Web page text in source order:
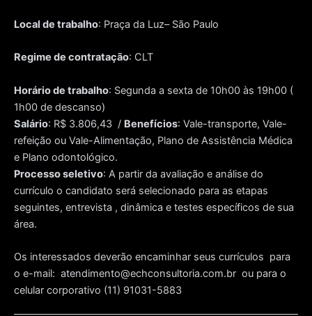
Local de trabalho: Praça da Luz– São Paulo
Regime de contratação: CLT
Horário de trabalho: Segunda a sexta de 10h00 às 19h00 (
1h00 de descanso)
Salário: R$ 3.806,43 / Benefícios: Vale-transporte, Vale-
refeição ou Vale-Alimentação, Plano de Assistência Médica
e Plano odontológico.
Processo seletivo: A partir da avaliação e análise do
currículo o candidato será selecionado para as etapas
seguintes, entrevista , dinâmica e testes específicos de sua
área.
Os interessados deverão encaminhar seus currículos para
o e-mail: atendimento@echconsultoria.com.br ou para o
celular corporativo (11) 91031-5883